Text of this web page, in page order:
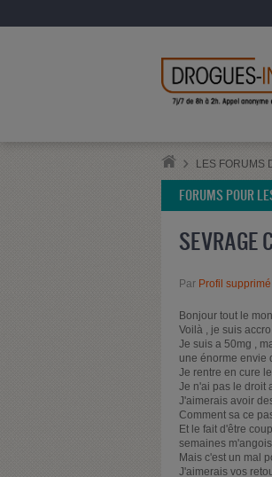
LES FORUMS
FORUMS POUR
SEVRAGE
Par Profil supprimé
Bonjour tout le
Voilà , je suis
Je suis a 50mg ,
une énorme envie
Je rentre en cure
Je n'ai pas le droit
J'aimerais avoir
Comment sa ce
Et le fait d'être
semaines
Mais c'est un mal
J'aimerais vos